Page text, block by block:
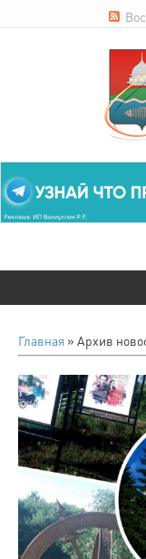
Главная » Архив